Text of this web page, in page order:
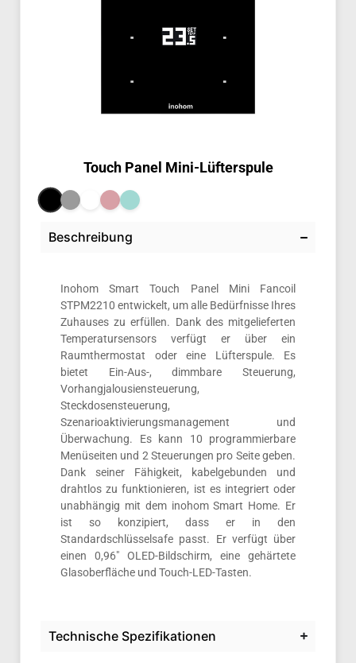
Touch Panel Mini-Lüfterspule
Beschreibung
Inohom Smart Touch Panel Mini Fancoil
STPM2210 entwickelt, um alle Bedürfnisse Ihres
Zuhauses zu erfüllen. Dank des mitgelieferten
Temperatursensors verfügt er über ein
Raumthermostat oder eine Lüfterspule. Es
bietet Ein-Aus-, dimmbare Steuerung,
Vorhangjalousiensteuerung,
Steckdosensteuerung,
Szenarioaktivierungsmanagement und
Überwachung. Es kann 10 programmierbare
Menüseiten und 2 Steuerungen pro Seite geben.
Dank seiner Fähigkeit, kabelgebunden und
drahtlos zu funktionieren, ist es integriert oder
unabhängig mit dem inohom Smart Home. Er
ist so konzipiert, dass er in den
Standardschlüsselsafe passt. Er verfügt über
einen 0,96″ OLED-Bildschirm, eine gehärtete
Glasoberfläche und Touch-LED-Tasten.
Technische Spezifikationen